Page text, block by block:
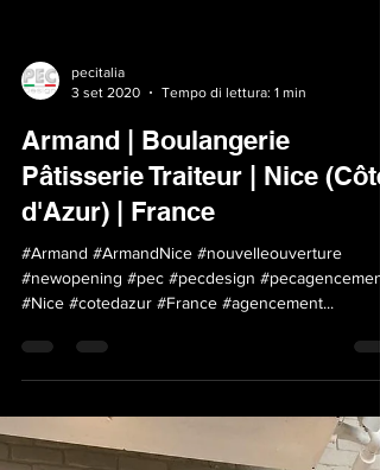
Loups
Nouvelle ouverture | New Opening Création
La Colle-sur-Loup près de...
3 set 2020
Pâtisserie Traiteur | Nice (Côte